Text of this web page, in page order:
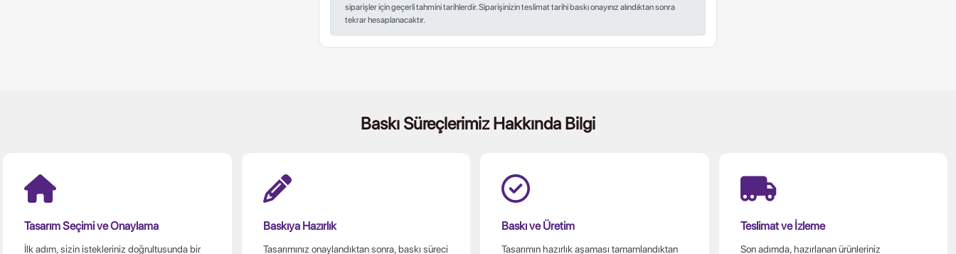
siparişler için geçerli tahmini tarihlerdir. Siparişinizin teslimat tarihi baskı onayınız alındıktan sonra
tekrar hesaplanacaktır.
Baskı Süreçlerimiz Hakkında Bilgi
Tasarım Seçimi ve Onaylama
İlk adım, sizin istekleriniz doğrultusunda bir
Baskıya Hazırlık
Tasarımınız onaylandıktan sonra, baskı süreci
Baskı ve Üretim
Tasarımın hazırlık aşaması tamamlandıktan
Teslimat ve İzleme
Son adımda, hazırlanan ürünleriniz